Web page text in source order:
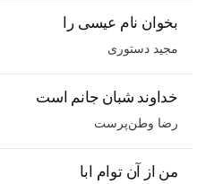
بخوان نام عیسی را
مجید دستوری
خداوند شبان جانم است
رضا وطن‌پرست
من از آن توام ابا